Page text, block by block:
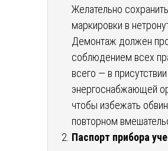
Желательно
маркировки в
Демонтаж должен
соблюдением всех
всего — в
энергоснабжающей
чтобы избежать
повторном
Паспорт прибора